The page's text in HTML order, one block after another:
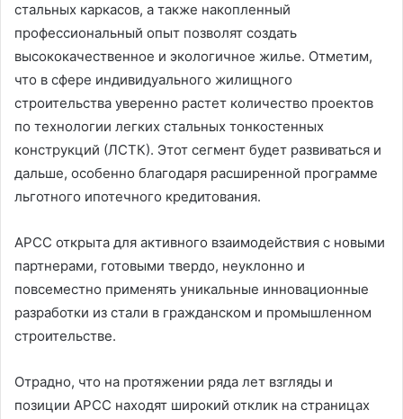
стальных каркасов, а также накопленный
профессиональный опыт позволят создать
высококачественное и экологичное жилье. Отметим,
что в сфере индивидуального жилищного
строительства уверенно растет количество проектов
по технологии легких стальных тонкостенных
конструкций (ЛСТК). Этот сегмент будет развиваться и
дальше, особенно благодаря расширенной программе
льготного ипотечного кредитования.
АРСС открыта для активного взаимодействия с новыми
партнерами, готовыми твердо, неуклонно и
повсеместно применять уникальные инновационные
разработки из стали в гражданском и промышленном
строительстве.
Отрадно, что на протяжении ряда лет взгляды и
позиции АРСС находят широкий отклик на страницах